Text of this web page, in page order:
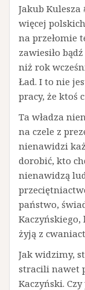
Jakub Kulesza
więcej
na przełomie
zawiesiło
niż rok
Ład. I to nie
pracy, że ktoś
Ta władza
na czele z
nienawidzi
dorobić, kto
nienawidzą
państwo,
żyją z
Jak widzimy,
stracili nawet
Kaczyński.